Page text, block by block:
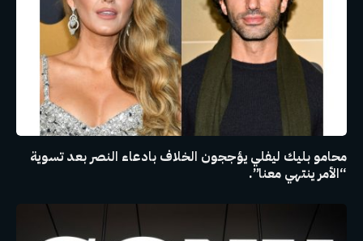
محامو بليك ليفلي يؤججون الخلاف بادعاء النصر بعد تسوية
“الأمر ينتهي معنا”.